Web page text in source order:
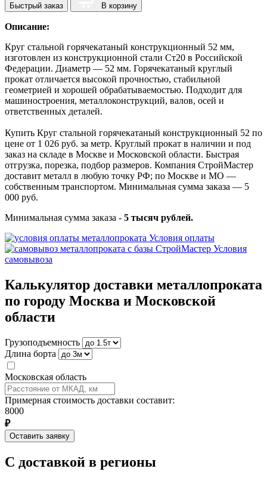
Быстрый заказ В корзину
Описание:
Круг стальной горячекатаный конструкционный 52 мм,
изготовлен из конструкционной стали Ст20 в Российской
Федерации. Диаметр — 52 мм. Горячекатаный круглый
прокат отличается высокой прочностью, стабильной
геометрией и хорошей обрабатываемостью. Подходит для
машиностроения, металлоконструкций, валов, осей и
ответственных деталей.
Купить Круг стальной горячекатаный конструкционный 52 по
цене от 1 026 руб. за метр. Круглый прокат в наличии и под
заказ на складе в Москве и Московской области. Быстрая
отгрузка, порезка, подбор размеров. Компания СтройМастер
доставит металл в любую точку РФ; по Москве и МО —
собственным транспортом. Минимальная сумма заказа — 5
000 руб.
Минимальная сумма заказа - 5 тысяч рублей.
Условия оплаты
Условия
самовывоза
Калькулятор доставки металлопроката
по городу Москва и Московской
области
Грузоподъемность
Длина борта
Московская область
Примерная стоимость доставки составит:
8000
₽
Оставить заявку
С доставкой в регионы